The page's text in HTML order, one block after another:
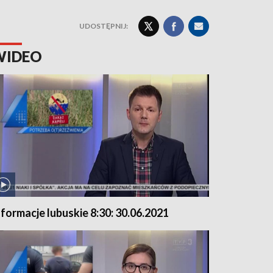
UDOSTĘPNIJ:
lubuskie 8:30: 30.06.2021